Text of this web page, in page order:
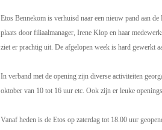
Etos Bennekom is verhuisd naar een nieuw pand aan
plaats door filiaalmanager, Irene Klop en haar
ziet er prachtig uit. De afgelopen week is hard gewerkt
In verband met de opening zijn diverse activiteiten
oktober van 10 tot 16 uur etc. Ook zijn er leuke
Vanaf heden is de Etos op zaterdag tot 18.00 uur